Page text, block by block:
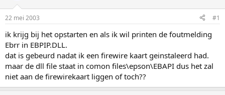
s
t
a
r
t
e
r
m
22 mei 2003 #1
ik krijg bij het opstarten en als ik wil printen de foutmelding
Ebrr in EBPIP.DLL.
dat is gebeurd nadat ik een firewire kaart geinstaleerd had.
maar de dll file staat in comon files\epson\EBAPI dus het zal
niet aan de firewirekaart liggen of toch??